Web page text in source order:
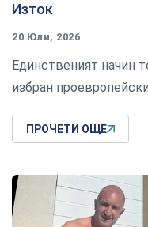
Изток
20 Юли, 2026
Единственият начин
избран
ПРОЧЕТИ ОЩЕ